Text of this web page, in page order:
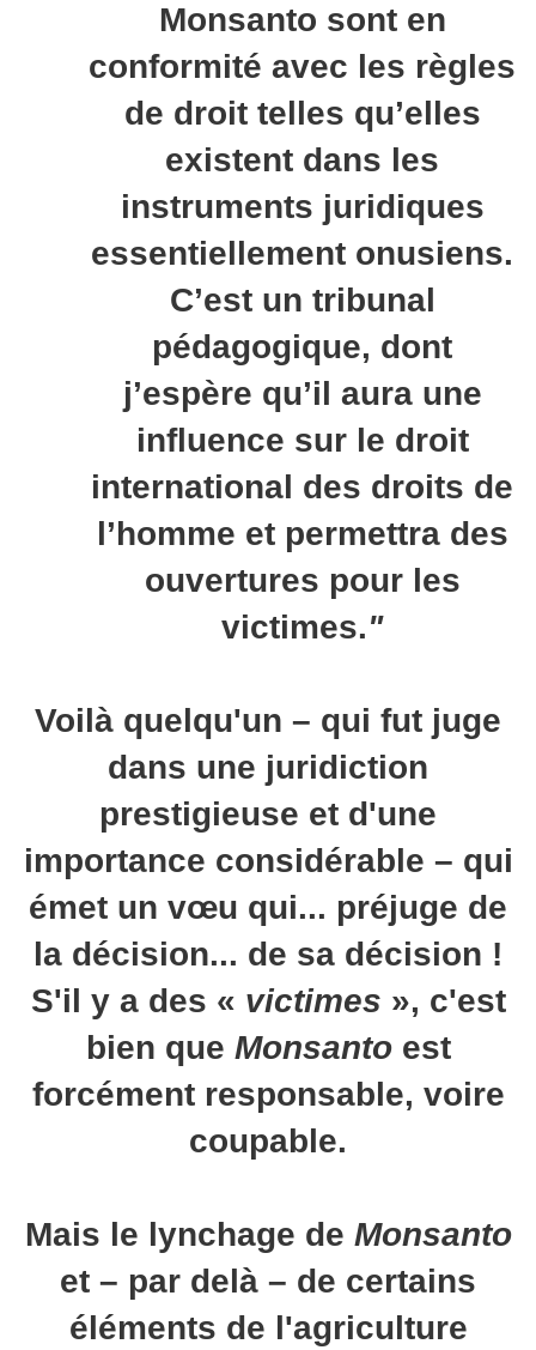
Monsanto sont en
conformité avec les règles
de droit telles qu’elles
existent dans les
instruments juridiques
essentiellement onusiens.
C’est un tribunal
pédagogique, dont
j’espère qu’il aura une
influence sur le droit
international des droits de
l’homme et permettra des
ouvertures pour les
victimes."
Voilà quelqu'un – qui fut juge
dans une juridiction
prestigieuse et d'une
importance considérable – qui
émet un vœu qui... préjuge de
la décision... de sa décision !
S'il y a des « victimes », c'est
bien que Monsantoest
forcément responsable, voire
coupable.
Mais le lynchage de Monsanto
et – par delà – de certains
éléments de l'agriculture